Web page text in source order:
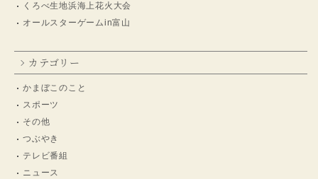
くろべ生地浜海上花火大会
オールスターゲームin富山
カテゴリー
かまぼこのこと
スポーツ
その他
つぶやき
テレビ番組
ニュース